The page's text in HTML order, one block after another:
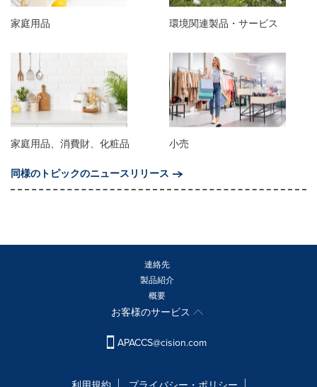
家庭用品 環境関連製品・サービス
家庭用品、消費財、化粧品
小売
同様のトピックのニュースリリース
連絡先
製品紹介
概要
お客様のサービス
APACCS@cision.com